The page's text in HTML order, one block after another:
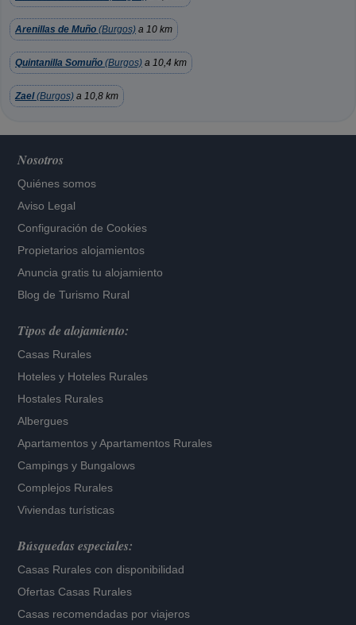
Arenillas de Muño (Burgos) a 10 km
Quintanilla Somuño (Burgos) a 10,4 km
Zael(Burgos) a 10,8 km
Nosotros
Quiénes somos
Aviso Legal
Configuración de Cookies
Propietarios alojamientos
Anuncia gratis tu alojamiento
Blog de Turismo Rural
Tipos de alojamiento:
Casas Rurales
Hoteles y Hoteles Rurales
Hostales Rurales
Albergues
Apartamentos yApartamentos Rurales
Campings y Bungalows
Complejos Rurales
Viviendas turísticas
Búsquedas especiales:
Casas Rurales con disponibilidad
Ofertas Casas Rurales
Casas recomendadas por viajeros